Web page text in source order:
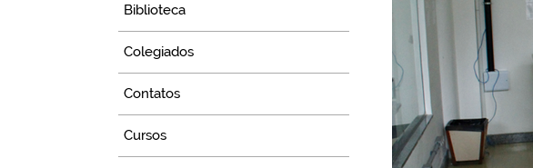
Biblioteca
Colegiados
Contatos
Cursos